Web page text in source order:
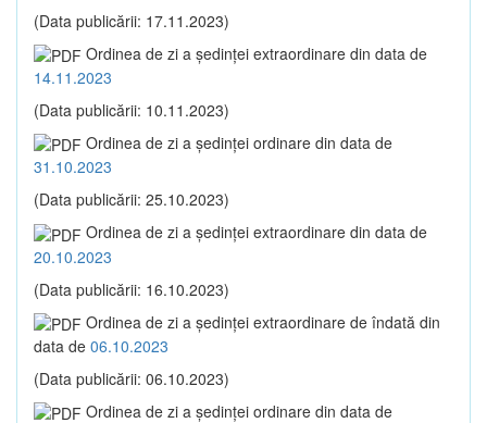
(Data publicării: 17.11.2023)
Ordinea de zi a şedinţei extraordinare din data de
14.11.2023
(Data publicării: 10.11.2023)
Ordinea de zi a şedinţei ordinare din data de
31.10.2023
(Data publicării: 25.10.2023)
Ordinea de zi a şedinţei extraordinare din data de
20.10.2023
(Data publicării: 16.10.2023)
Ordinea de zi a şedinţei extraordinare de îndată din
data de 06.10.2023
(Data publicării: 06.10.2023)
Ordinea de zi a şedinţei ordinare din data de